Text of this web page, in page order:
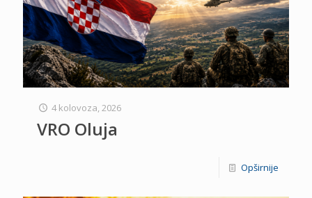
4 kolovoza, 2026
VRO Oluja
Opširnije